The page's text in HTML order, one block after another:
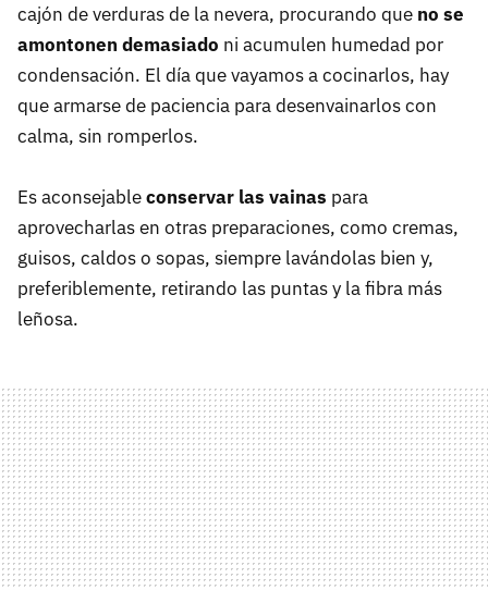
cajón de verduras de la nevera, procurando que no se
amontonen demasiado ni acumulen humedad por
condensación. El día que vayamos a cocinarlos, hay
que armarse de paciencia para desenvainarlos con
calma, sin romperlos.
Es aconsejableconservar las vainas para
aprovecharlas en otras preparaciones, como cremas,
guisos, caldos o sopas, siempre lavándolas bien y,
preferiblemente, retirando las puntas y la fibra más
leñosa.